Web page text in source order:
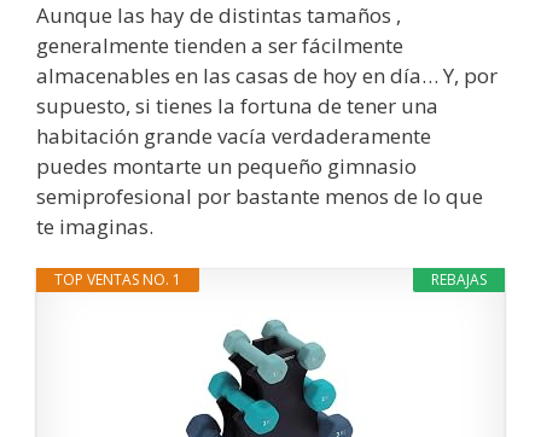
Aunque las hay de distintas tamaños ,
generalmente tienden a ser fácilmente
almacenables en las casas de hoy en día… Y, por
supuesto, si tienes la fortuna de tener una
habitación grande vacía verdaderamente
puedes montarte un pequeño gimnasio
semiprofesional por bastante menos de lo que
te imaginas.
REBAJAS
TOP VENTAS NO. 1